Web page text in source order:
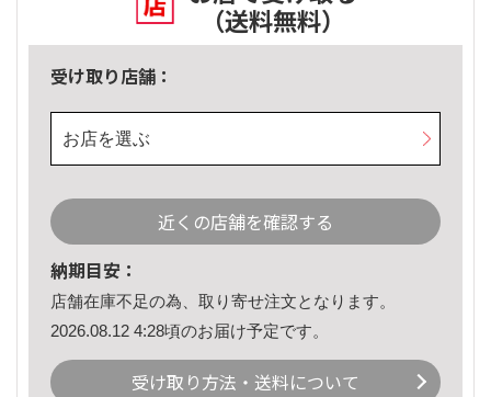
（送料無料）
受け取り店舗：
お店を選ぶ
近くの店舗を確認する
納期目安：
店舗在庫不足の為、取り寄せ注文となります。
2026.08.12 4:28頃のお届け予定です。
受け取り方法・送料について